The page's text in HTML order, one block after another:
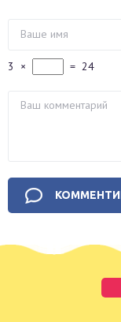
3 × = 24